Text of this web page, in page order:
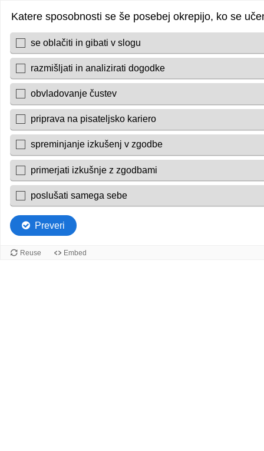
Katere sposobnosti se še posebej okrepijo, ko se
se oblačiti in gibati v slogu
razmišljati in analizirati dogodke
obvladovanje čustev
priprava na pisateljsko kariero
spreminjanje izkušenj v zgodbe
primerjati izkušnje z zgodbami
poslušati samega sebe
Preveri
Reuse Embed